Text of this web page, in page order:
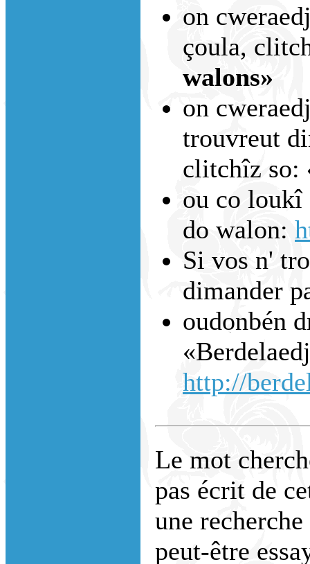
on
çoula,
walons»
on
trouvreut
clitchîz so:
ou co loukî
do walon:
Si vos n'
dimander
oudonbén
http://
Le mot
pas écrit de
une
peut-être